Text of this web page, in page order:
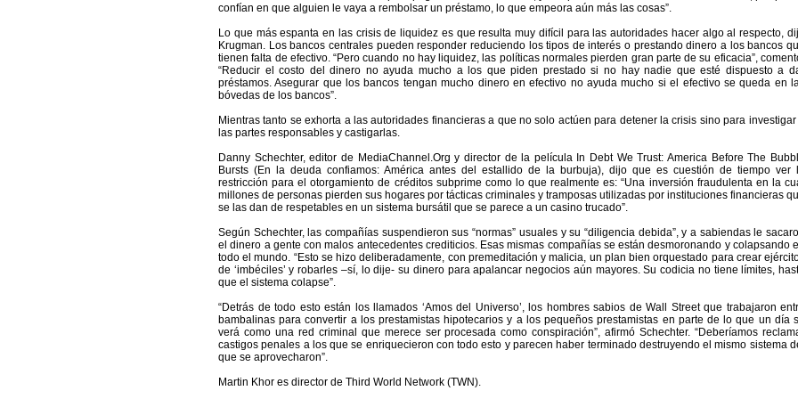
confían en que alguien le vaya a rembolsar un préstamo, lo que empeora aún más las cosas”.
Lo que más espanta en las crisis de liquidez es que resulta muy difícil para las autoridades hacer algo al respecto,
Krugman. Los bancos centrales pueden responder reduciendo los tipos de interés o prestando dinero a los bancos
tienen falta de efectivo. “Pero cuando no hay liquidez, las políticas normales pierden gran parte de su eficacia”,
“Reducir el costo del dinero no ayuda mucho a los que piden prestado si no hay nadie que esté dispuesto a
préstamos. Asegurar que los bancos tengan mucho dinero en efectivo no ayuda mucho si el efectivo se queda en
bóvedas de los bancos”.
Mientras tanto se exhorta a las autoridades financieras a que no solo actúen para detener la crisis sino para investigar
las partes responsables y castigarlas.
Danny Schechter, editor de MediaChannel.Org y director de la película In Debt We Trust: America Before The
Bursts (En la deuda confiamos: América antes del estallido de la burbuja), dijo que es cuestión de tiempo ver
restricción para el otorgamiento de créditos subprime como lo que realmente es: “Una inversión fraudulenta en la
millones de personas pierden sus hogares por tácticas criminales y tramposas utilizadas por instituciones financieras
se las dan de respetables en un sistema bursátil que se parece a un casino trucado”.
Según Schechter, las compañías suspendieron sus “normas” usuales y su “diligencia debida”, y a sabiendas le
el dinero a gente con malos antecedentes crediticios. Esas mismas compañías se están desmoronando y colapsando
todo el mundo. “Esto se hizo deliberadamente, con premeditación y malicia, un plan bien orquestado para crear
de ‘imbéciles’ y robarles –sí, lo dije- su dinero para apalancar negocios aún mayores. Su codicia no tiene límites,
que el sistema colapse”.
“Detrás de todo esto están los llamados ‘Amos del Universo’, los hombres sabios de Wall Street que trabajaron
bambalinas para convertir a los prestamistas hipotecarios y a los pequeños prestamistas en parte de lo que un día
verá como una red criminal que merece ser procesada como conspiración”, afirmó Schechter. “Deberíamos
castigos penales a los que se enriquecieron con todo esto y parecen haber terminado destruyendo el mismo sistema
que se aprovecharon”.
Martin Khor es director de Third World Network (TWN).